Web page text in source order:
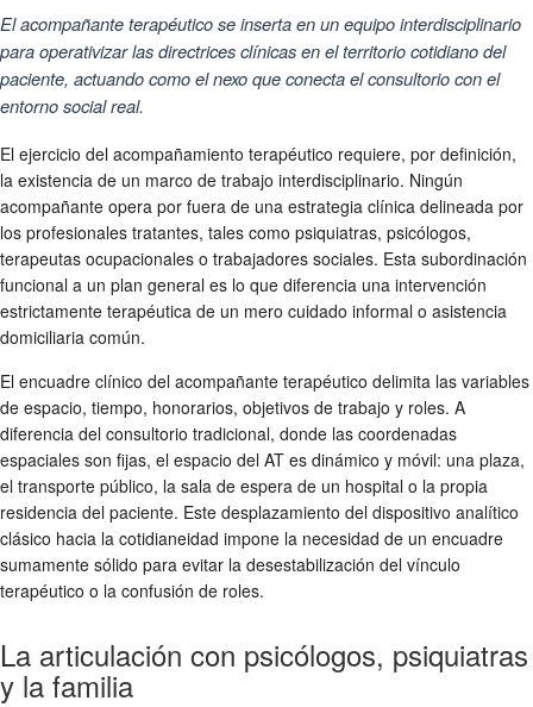
El acompañante terapéutico se inserta en un equipo interdisciplinario
para operativizar las directrices clínicas en el territorio cotidiano del
paciente, actuando como el nexo que conecta el consultorio con el
entorno social real.
El ejercicio del acompañamiento terapéutico requiere, por definición,
la existencia de un marco de trabajo interdisciplinario. Ningún
acompañante opera por fuera de una estrategia clínica delineada por
los profesionales tratantes, tales como psiquiatras, psicólogos,
terapeutas ocupacionales o trabajadores sociales. Esta subordinación
funcional a un plan general es lo que diferencia una intervención
estrictamente terapéutica de un mero cuidado informal o asistencia
domiciliaria común.
El encuadre clínico del acompañante terapéutico delimita las variables
de espacio, tiempo, honorarios, objetivos de trabajo y roles. A
diferencia del consultorio tradicional, donde las coordenadas
espaciales son fijas, el espacio del AT es dinámico y móvil: una plaza,
el transporte público, la sala de espera de un hospital o la propia
residencia del paciente. Este desplazamiento del dispositivo analítico
clásico hacia la cotidianeidad impone la necesidad de un encuadre
sumamente sólido para evitar la desestabilización del vínculo
terapéutico o la confusión de roles.
La articulación con psicólogos, psiquiatras
y la familia